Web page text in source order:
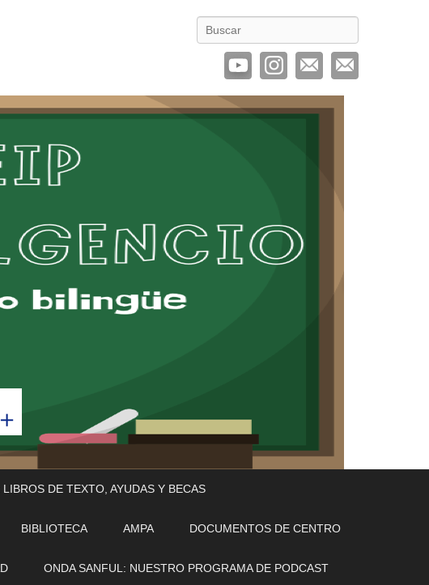
Buscar
DE TEXTO, AYUDAS Y BECAS
BIBLIOTECA AMPA DOCUMENTOS DE CENTRO
ONDA SANFUL: NUESTRO PROGRAMA DE PODCAST